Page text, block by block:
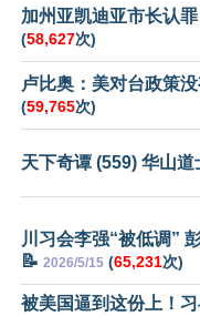
加州亚凯迪亚市长认
(58,627次)
卢比奥：美对台政策
(59,765次)
天下奇谭 (559) 华山道
川习会李强“被低调”
📝 2026/5/15 (65,231次)
被美国逼到这份上！